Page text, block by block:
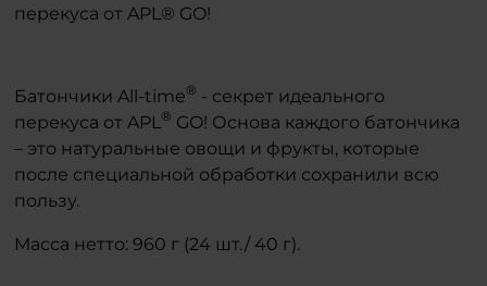
перекуса от APL® GO!
Батончики All-time® - секрет идеального
перекуса от APL® GO! Основа каждого батончика
– это натуральные овощи и фрукты, которые
после специальной обработки сохранили всю
пользу.
Масса нетто: 960 г (24 шт./ 40 г).